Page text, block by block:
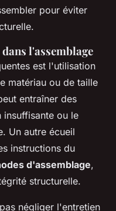
pour éviter
l'assemblage
est l'utilisation
matériau ou de taille
entraîner des
ou le
Un autre écueil
instructions du
d'assemblage,
structurelle.
négliger l'entretien